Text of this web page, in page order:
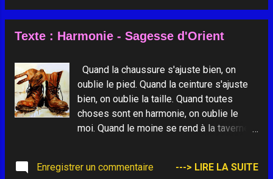
bleu, Quand tu as peur, tu es vert, Quand tu
es malade, tu es jaune, Quand tu mourras,
tu seras gris. Alors, de nous deux, Qui est
Texte : Harmonie - Sagesse d'Orient
Quand la chaussure s'ajuste bien, on
oublie le pied. Quand la ceinture s'ajuste
bien, on oublie la taille. Quand toutes
choses sont en harmonie, on oublie le
moi. Quand le moine se rend à la taverne,
taverne.
Enregistrer un commentaire ---> LIRE LA SUITE